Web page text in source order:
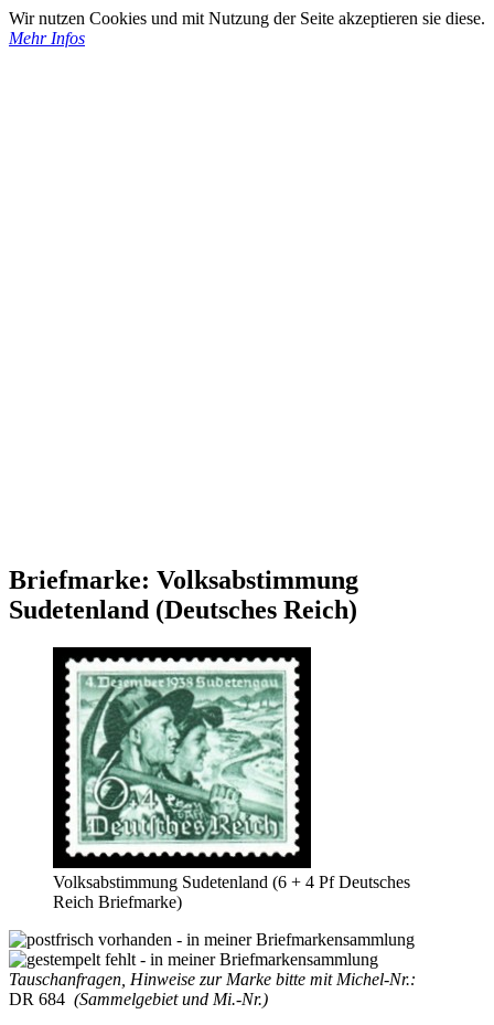
Wir nutzen Cookies und mit Nutzung der Seite akzeptieren sie diese.
Mehr Infos
Briefmarke: Volksabstimmung
Sudetenland (Deutsches Reich)
Volksabstimmung Sudetenland (6 + 4 Pf Deutsches
Reich Briefmarke)
Tauschanfragen, Hinweise zur Marke bitte mit Michel-Nr.:
DR 684 (Sammelgebiet und Mi.-Nr.)